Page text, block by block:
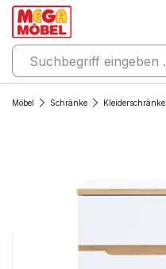
Möbel Schränke Kleiderschränke